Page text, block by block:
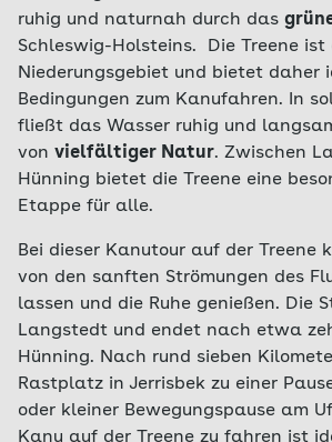
ruhig und naturnah durch das
Schleswig-Holsteins. Die Treene ist
Niederungsgebiet und bietet daher
Bedingungen zum Kanufahren. In
fließt das Wasser ruhig und
von vielfältiger Natur. Zwischen
Hünning bietet die Treene eine
Etappe für alle.
Bei dieser Kanutour auf der Treene
von den sanften Strömungen des
lassen und die Ruhe genießen. Die
Langstedt und endet nach etwa
Hünning. Nach rund sieben
Rastplatz in Jerrisbek zu einer
oder kleiner Bewegungspause am
Kanu auf der Treene zu fahren ist